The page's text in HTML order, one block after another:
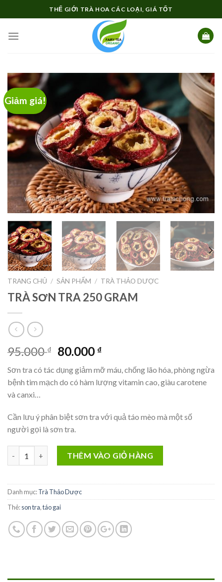
to
content
THẾ GIỚI TRÀ HOA CÁC LOẠI, GIÁ TỐT
Giảm giá!
TRANG CHỦ / SẢN PHẨM / TRÀ THẢO DƯỢC
TRÀ SƠN TRA 250 GRAM
95.000₫
Giá
là:
95.000 ₫.
80.000 ₫Giá
tại
là:
Sơn tra có tác dụng giảm mỡ máu, chống lão hóa, phòng ngừa
bệnh tim mạch do có hàm lượng vitamin cao, giàu carotene
và canxi…
Cần lưu ý phân biệt sơn tra với quả táo mèo mà một số
người gọi là sơn tra.
TRÀ SƠN TRA 250 GRAM số lượng
THÊM VÀO GIỎ HÀNG
Danh mục:Trà Thảo Dược
Thẻ:son tra,táo gai